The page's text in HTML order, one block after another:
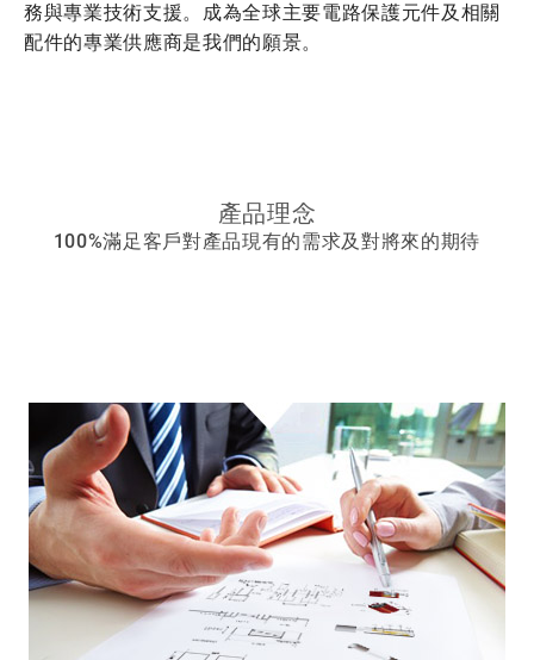
務與專業技術支援。成為全球主要電路保護元件及相關
配件的專業供應商是我們的願景。
產品理念
100%滿足客戶對產品現有的需求及對將來的期待